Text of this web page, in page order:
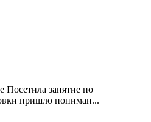
Посетила занятие по
пришло пониман...